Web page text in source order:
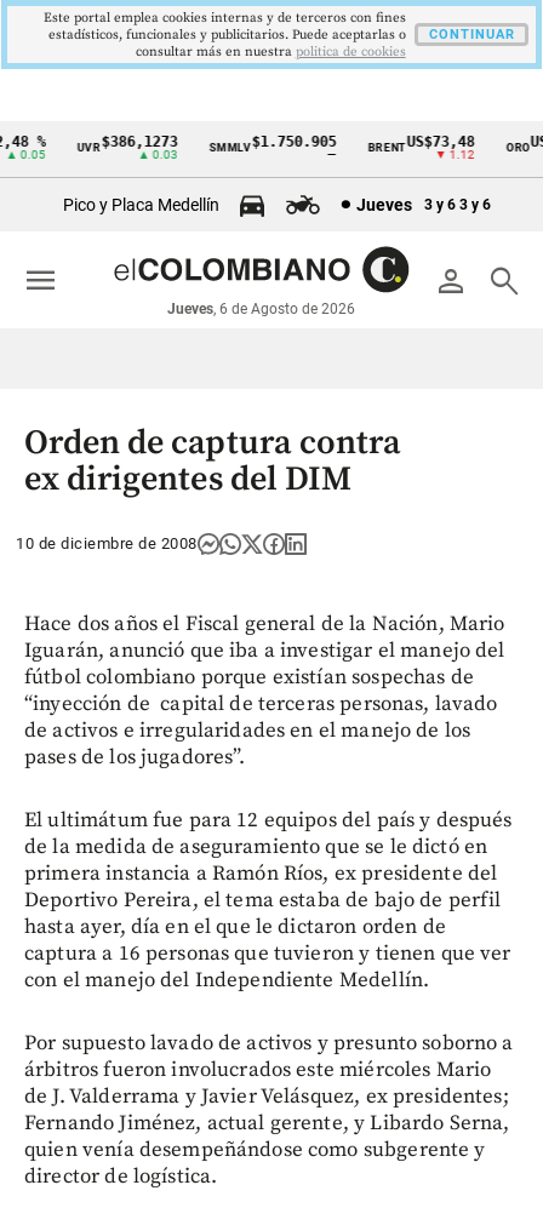
Cintillo
económicos
Colombia
% UVR$386,1273
▲ 0.03
SMMLV$1.750.905 BRENTUS$73,48
▼ 1.12
ORO
Pico y Placa Medellín Jueves 3 y 6 3 y 6
person search
Jueves, 6 de Agosto de 2026
menu
Orden de captura contra
ex dirigentes del DIM
10 de diciembre de 2008
Hace dos años el Fiscal general de la Nación, Mario
Iguarán, anunció que iba a investigar el manejo del
fútbol colombiano porque existían sospechas de
“inyección de capital de terceras personas, lavado
de activos e irregularidades en el manejo de los
pases de los jugadores”.
El ultimátum fue para 12 equipos del país y después
de la medida de aseguramiento que se le dictó en
primera instancia a Ramón Ríos, ex presidente del
Deportivo Pereira, el tema estaba de bajo de perfil
hasta ayer, día en el que le dictaron orden de
captura a 16 personas que tuvieron y tienen que ver
con el manejo del Independiente Medellín.
Por supuesto lavado de activos y presunto soborno a
árbitros fueron involucrados este miércoles Mario
de J. Valderrama y Javier Velásquez, ex presidentes;
Fernando Jiménez, actual gerente, y Libardo Serna,
quien venía desempeñándose como subgerente y
director de logística.
Este portal emplea cookies internas y de terceros con fines
estadísticos, funcionales y publicitarios. Puede aceptarlas o
consultar más en nuestra politica de cookies
CONTINUAR